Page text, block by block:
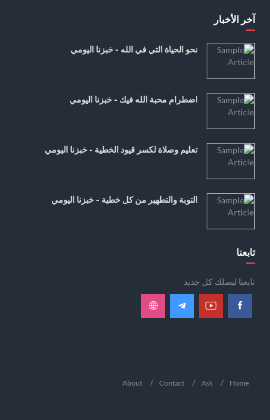
آخر الأخبار
نحو الحياة التي في الله - خبزنا اليومي
اضطرام محبة الله فيك - خبزنا اليومي
تعليم وصلاة لكسر قيود الخطية - خبزنا اليومي
التوبة والتطهير من كل خطية - خبزنا اليومي
تابعنا
تابعنا ليصلك كل جديد
Home
Ask
Contact
About